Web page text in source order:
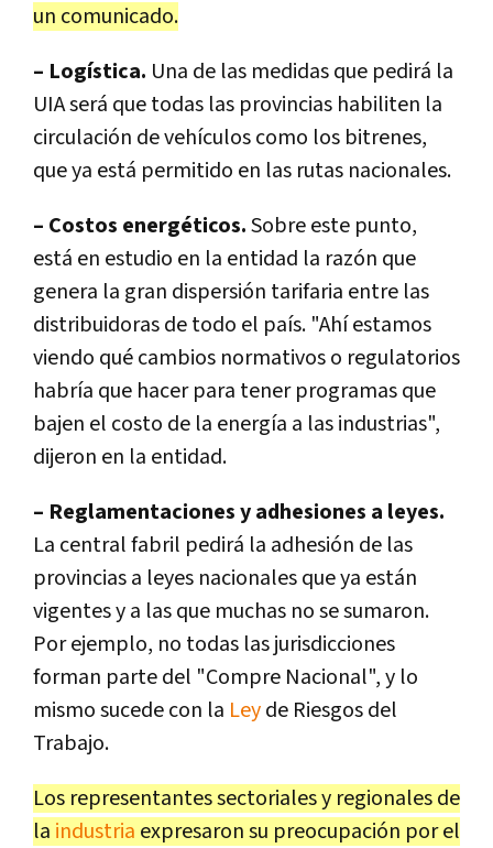
un comunicado.
– Logística. Una de las medidas que pedirá la
UIA será que todas las provincias habiliten la
circulación de vehículos como los bitrenes,
que ya está permitido en las rutas nacionales.
– Costos energéticos.Sobre este punto,
está en estudio en la entidad la razón que
genera la gran dispersión tarifaria entre las
distribuidoras de todo el país. "Ahí estamos
viendo qué cambios normativos o regulatorios
habría que hacer para tener programas que
bajen el costo de la energía a las industrias",
dijeron en la entidad.
– Reglamentaciones y adhesiones a leyes.
La central fabril pedirá la adhesión de las
provincias a leyes nacionales que ya están
vigentes y a las que muchas no se sumaron.
Por ejemplo, no todas las jurisdicciones
forman parte del "Compre Nacional", y lo
mismo sucede con la Leyde Riesgos del
Trabajo.
Los representantes sectoriales y regionales de
la industria expresaron su preocupación por el